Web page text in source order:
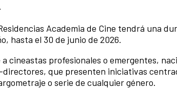
Academia de Cine tendrá una
hasta el 30 de junio de 2026.
cineastas profesionales o emergentes,
que presenten iniciativas
o serie de cualquier género.